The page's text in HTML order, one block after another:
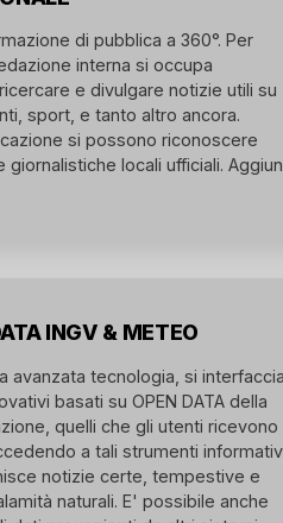
di pubblica a 360°. Per
interna si occupa
e divulgare notizie utili su
sport, e tanto altro ancora.
si possono riconoscere
locali ufficiali.
INGV & METEO
avanzata tecnologia, si interfaccia
basati su OPEN DATA della
quelli che gli utenti ricevono
a tali strumenti
notizie certe, tempestive e
naturali. E' possibile anche